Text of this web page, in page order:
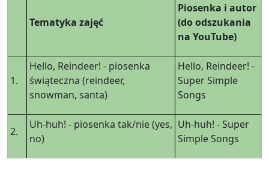
Tematyka zajęć
Piosenka i autor
(do odszukania
na YouTube)
1.
Hello, Reindeer! - piosenka
świąteczna (reindeer,
snowman, santa)
Hello, Reindeer! -
Super Simple
Songs
2.
Uh-huh! - piosenka tak/nie (yes,
no)
Uh-huh! - Super
Simple Songs